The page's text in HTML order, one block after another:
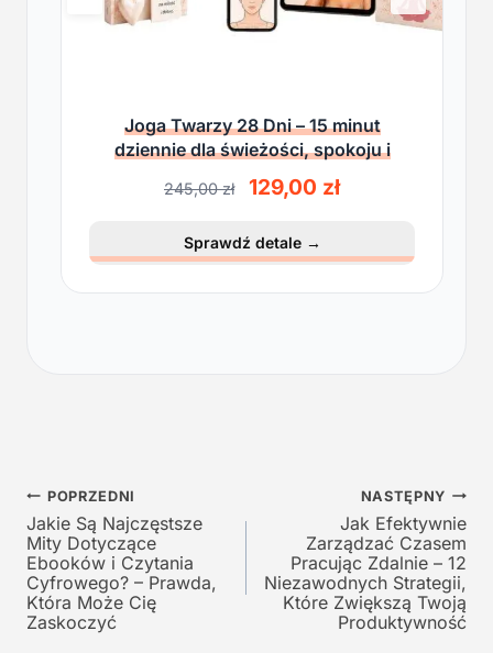
Joga Twarzy 28 Dni – 15 minut
dziennie dla świeżości, spokoju i
lekkości
245,00zł
P
e
r
129,00 złA
u
n
o
s
i
:
Sprawdź detale →
Nawigacja
wpisu
POPRZEDNI
Jakie Są Najczęstsze
Mity Dotyczące
Ebooków i Czytania
Cyfrowego? – Prawda,
Która Może Cię
Zaskoczyć
NASTĘPNY
Jak Efektywnie
Zarządzać Czasem
Pracując Zdalnie – 12
Niezawodnych Strategii,
Które Zwiększą Twoją
Produktywność